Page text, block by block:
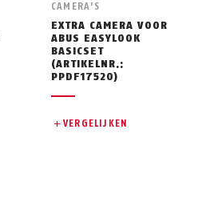
CAMERA'S
EXTRA CAMERA VOOR
ABUS EASYLOOK
BASICSET
(ARTIKELNR.:
PPDF17520)
VERGELIJKEN